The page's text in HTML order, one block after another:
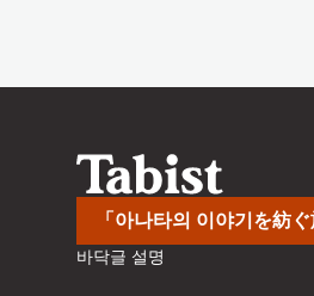
「아나타의 이야기を紡
바닥글 설명